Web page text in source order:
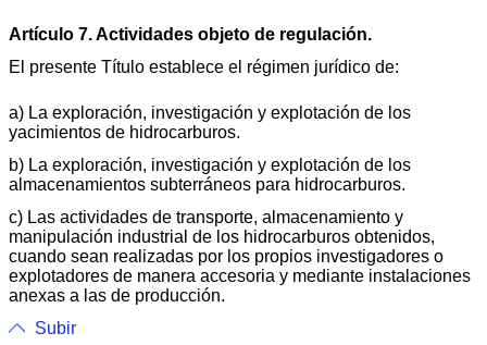
Artículo 7. Actividades objeto de regulación.
El presente Título establece el régimen jurídico de:
a) La exploración, investigación y explotación de los
yacimientos de hidrocarburos.
b) La exploración, investigación y explotación de los
almacenamientos subterráneos para hidrocarburos.
c) Las actividades de transporte, almacenamiento y
manipulación industrial de los hidrocarburos obtenidos,
cuando sean realizadas por los propios investigadores o
explotadores de manera accesoria y mediante instalaciones
anexas a las de producción.
Subir